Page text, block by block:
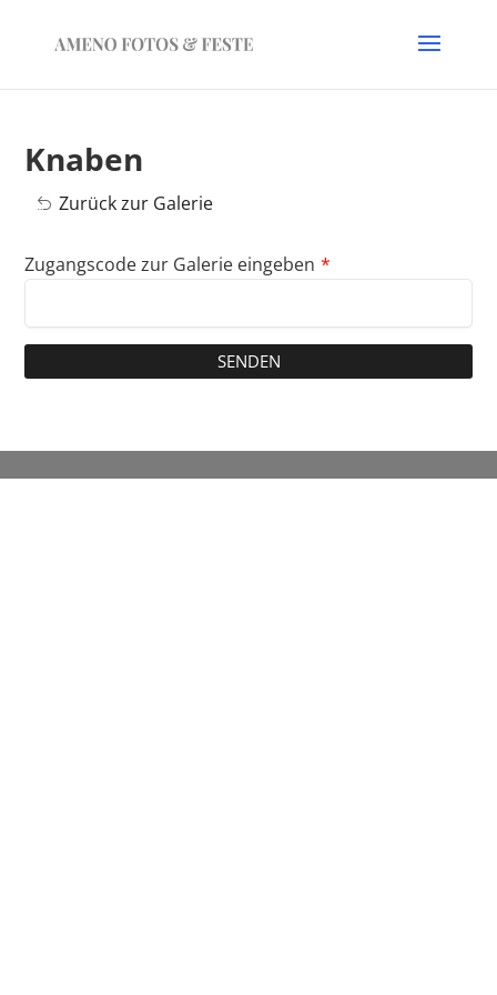
Knaben
Zurück zur Galerie
Zugangscode zur Galerie eingeben *
SENDEN